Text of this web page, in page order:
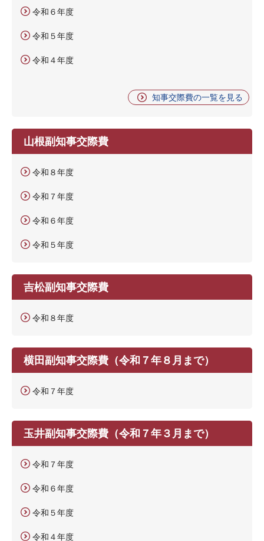
令和６年度
令和５年度
令和４年度
知事交際費の一覧を見る
山根副知事交際費
令和８年度
令和７年度
令和６年度
令和５年度
吉松副知事交際費
令和８年度
横田副知事交際費（令和７年８月まで）
令和７年度
玉井副知事交際費（令和７年３月まで）
令和７年度
令和６年度
令和５年度
令和４年度